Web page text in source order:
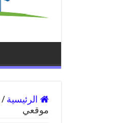
الرئيسية /
موقعي